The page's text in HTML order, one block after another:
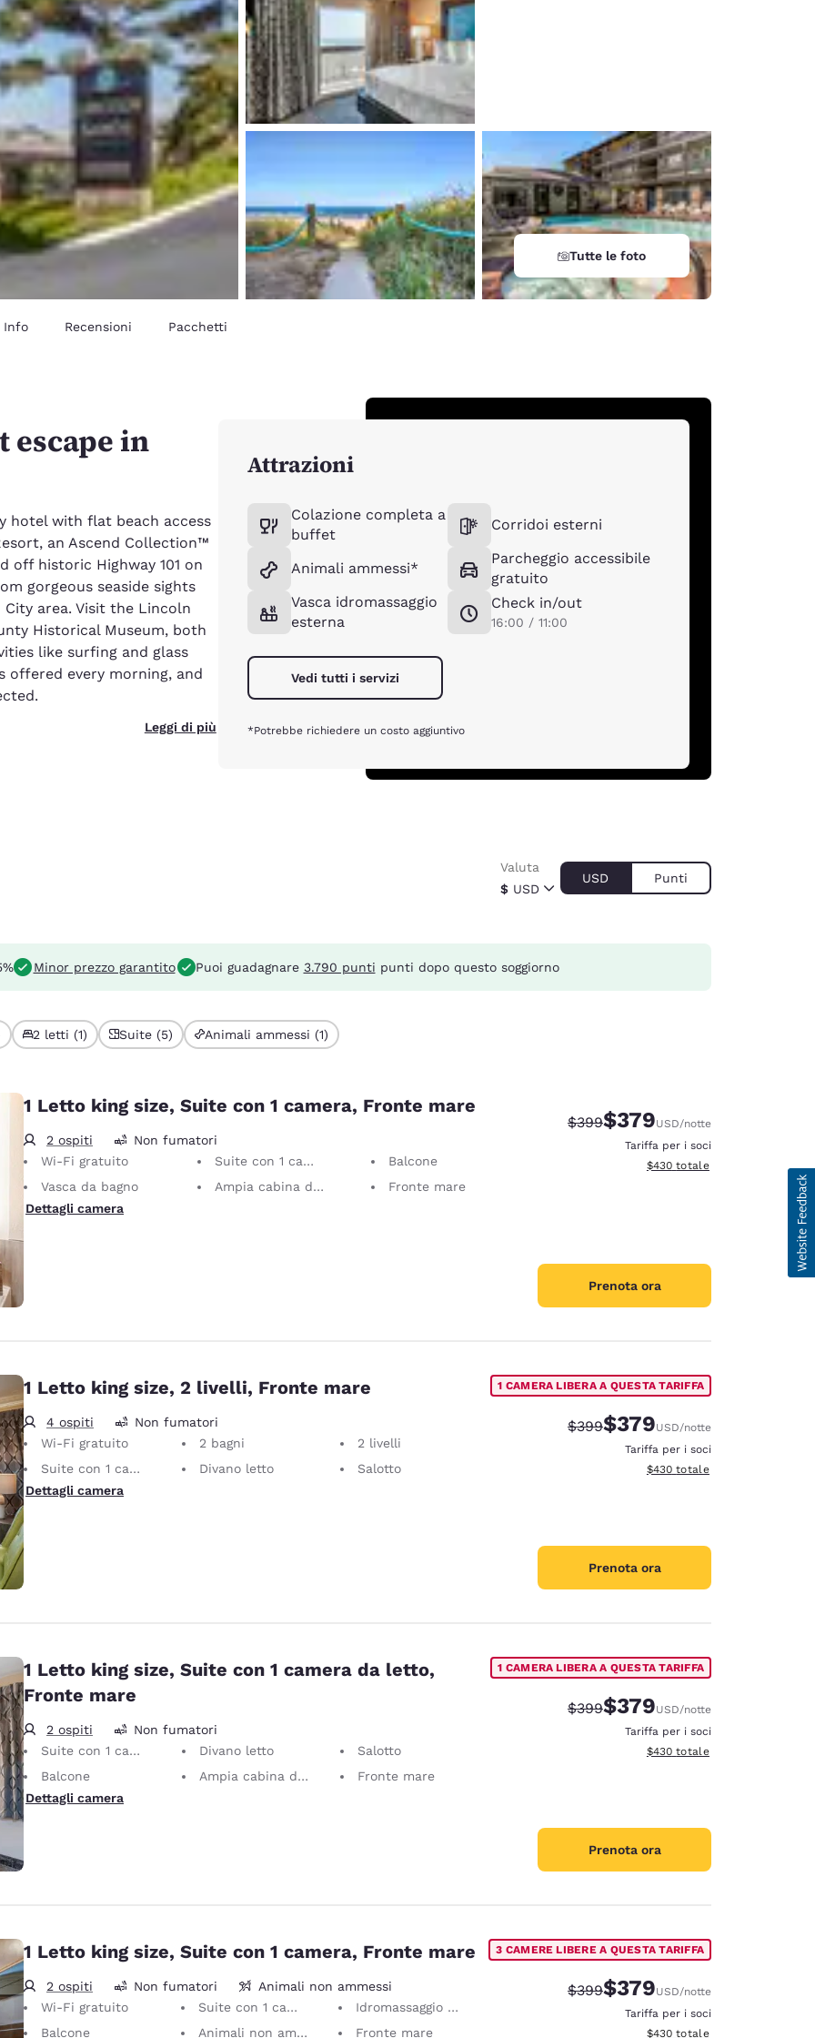
Tutte le foto
Info Recensioni Pacchetti
escape in
hotel with flat beach access
an Ascend Collection™
historic Highway 101 on
gorgeous seaside sights
area. Visit the Lincoln
Historical Museum, both
like surfing and glass
every morning, and
Leggi di più
Attrazioni
Colazione completa a
buffet
Animali ammessi*
Vasca idromassaggio
esterna
Corridoi esterni
Parcheggio accessibile
gratuito
Check in/out
16:00 / 11:00
Vedi tutti i servizi
*Potrebbe richiedere un costo aggiuntivo
$ USD
Valuta
USD Punti
Minor prezzo garantito Puoi guadagnare 3.790 punti punti dopo questo soggiorno
2 letti (1) Suite (5) Animali ammessi (1)
1 Letto king size, Suite con 1 camera, Fronte mare
2 ospiti
Non fumatori
Wi-Fi gratuito
Suite con 1 camera
Balcone
Vasca da bagno
Ampia cabina doccia
Fronte mare
Dettagli camera
Tariffa di barratura:
$399Tariffa scontata:
$379USD/notte
Tariffa per i soci
Visualizza i dettagli totali
$430 totale
Prenota ora
1 Letto king size, 2 livelli, Fronte mare
4 ospiti
Non fumatori
Wi-Fi gratuito
2 bagni
2 livelli
Suite con 1 camera da letto
Divano letto
Salotto
Dettagli camera
1 CAMERA LIBERA A QUESTA TARIFFA
Tariffa di barratura:
$399Tariffa scontata:
$379USD/notte
Tariffa per i soci
Visualizza i dettagli totali
$430 totale
Prenota ora
1 Letto king size, Suite con 1 camera da letto,
Fronte mare
2 ospiti
Non fumatori
Suite con 1 camera da letto
Divano letto
Salotto
Balcone
Ampia cabina doccia
Fronte mare
Dettagli camera
1 CAMERA LIBERA A QUESTA TARIFFA
Tariffa di barratura:
$399Tariffa scontata:
$379USD/notte
Tariffa per i soci
Visualizza i dettagli totali
$430 totale
Prenota ora
1 Letto king size, Suite con 1 camera, Fronte mare
2 ospiti Non fumatori
Animali non ammessi
Wi-Fi gratuito
Suite con 1 camera
Idromassaggio per 2 persone
Balcone
Animali non ammessi Sono ammessi unicamente gli animali di servizio, senza alcuno costo.
Fronte mare
3 CAMERE LIBERE A QUESTA TARIFFA
Tariffa di barratura:
$399Tariffa scontata:
$379USD/notte
Tariffa per i soci
Visualizza i dettagli totali
$430 totale